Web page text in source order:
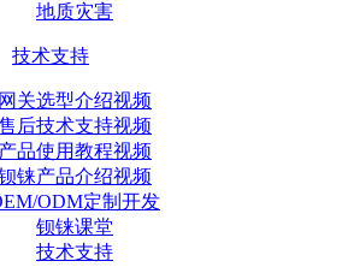
地质灾害
技术支持
网关选型介绍视频
后技术支持视频
产品使用教程视频
铼产品介绍视频
ODM定制开发
钡铼课堂
技术支持